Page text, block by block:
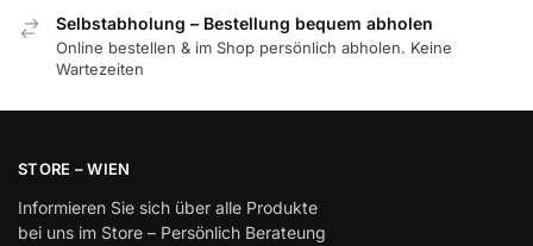
Selbstabholung – Bestellung bequem abholen
Online bestellen & im Shop persönlich abholen. Keine
Wartezeiten
STORE – WIEN
Informieren Sie sich über alle Produkte
bei uns im Store – Persönlich Berateung